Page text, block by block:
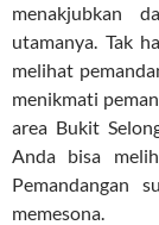
menakjubkan
utamanya. Tak
melihat
menikmati
area Bukit
Anda bisa
Pemandangan
memesona.